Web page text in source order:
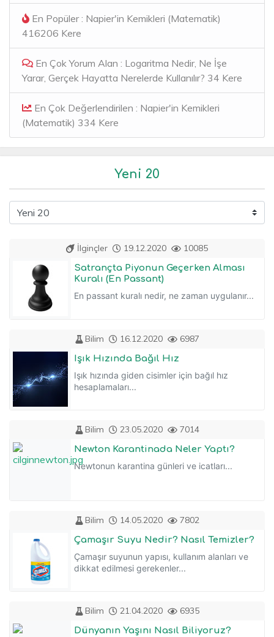
En Popüler : Napier'in Kemikleri (Matematik)
416206 Kere
En Çok Yorum Alan : Logaritma Nedir, Ne İşe
Yarar, Gerçek Hayatta Nerelerde Kullanılır? 34 Kere
En Çok Değerlendirilen : Napier'in Kemikleri
(Matematik) 334 Kere
Yeni 20
İlginçler 19.12.2020 10085
Satrançta Piyonun Geçerken Alması
Kuralı (En Passant)
En passant kuralı nedir, ne zaman uygulanır...
Bilim 16.12.2020 6987
Işık Hızında Bağıl Hız
Işık hızında giden cisimler için bağıl hız
hesaplamaları...
Bilim 23.05.2020 7014
Newton Karantinada Neler Yaptı?
Newtonun karantina günleri ve icatları...
Bilim 14.05.2020 7802
Çamaşır Suyu Nedir? Nasıl Temizler?
Çamaşır suyunun yapısı, kullanım alanları ve
dikkat edilmesi gerekenler...
Bilim 21.04.2020 6935
Dünyanın Yaşını Nasıl Biliyoruz?